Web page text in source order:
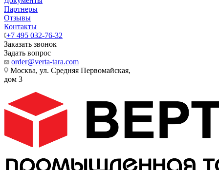
Партнеры
Отзывы
Контакты
+7 495 032-76-32
Заказать звонок
Задать вопрос
order@verta-tara.com
Москва, ул. Средняя Первомайская,
дом 3